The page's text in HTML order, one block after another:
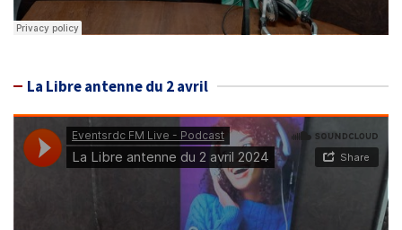
La Libre antenne du 2 avril